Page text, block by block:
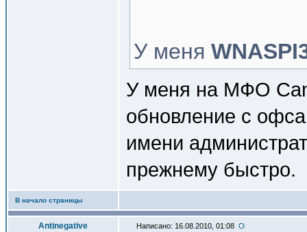
У меня
У меня на МФО
обновление с
имени
прежнему быстро.
В начало страницы
Antinegative Написано: 16.08.2010, 01:08